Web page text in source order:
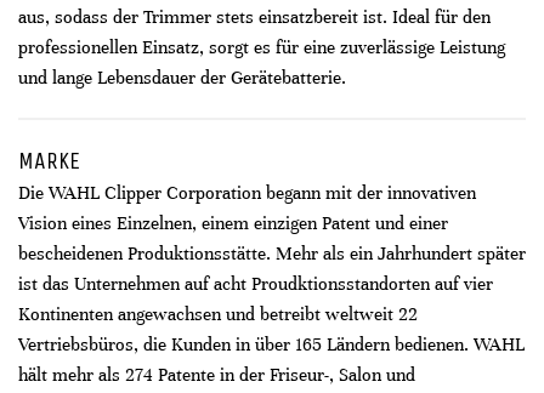
aus, sodass der Trimmer stets einsatzbereit ist. Ideal für den
professionellen Einsatz, sorgt es für eine zuverlässige Leistung
und lange Lebensdauer der Gerätebatterie.
MARKE
Die WAHL Clipper Corporation begann mit der innovativen
Vision eines Einzelnen, einem einzigen Patent und einer
bescheidenen Produktionsstätte. Mehr als ein Jahrhundert später
ist das Unternehmen auf acht Proudktionsstandorten auf vier
Kontinenten angewachsen und betreibt weltweit 22
Vertriebsbüros, die Kunden in über 165 Ländern bedienen. WAHL
hält mehr als 274 Patente in der Friseur-, Salon und